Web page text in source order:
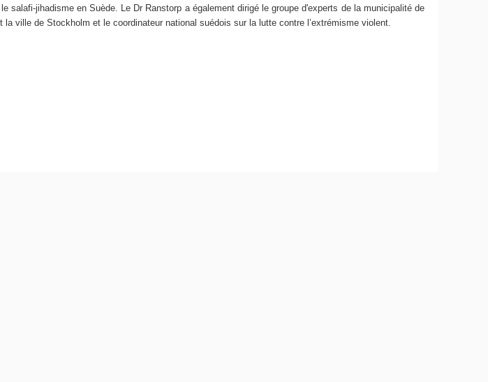
jihadisme en Suède. Le Dr Ranstorp a également dirigé le groupe d'experts de la municipalité de
ville de Stockholm et le coordinateur national suédois sur la lutte contre l’extrémisme violent.